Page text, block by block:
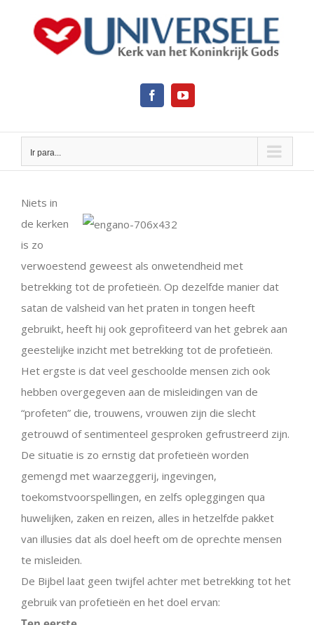
FacebookYouTube
Ir para...
Larger
Image
Niets in
de kerken
is zo
verwoestend geweest als onwetendheid met
betrekking tot de profetieën. Op dezelfde manier dat
satan de valsheid van het praten in tongen heeft
gebruikt, heeft hij ook geprofiteerd van het gebrek aan
geestelijke inzicht met betrekking tot de profetieën.
Het ergste is dat veel geschoolde mensen zich ook
hebben overgegeven aan de misleidingen van de
“profeten” die, trouwens, vrouwen zijn die slecht
getrouwd of sentimenteel gesproken gefrustreerd zijn.
De situatie is zo ernstig dat profetieën worden
gemengd met waarzeggerij, ingevingen,
toekomstvoorspellingen, en zelfs opleggingen qua
huwelijken, zaken en reizen, alles in hetzelfde pakket
van illusies dat als doel heeft om de oprechte mensen
te misleiden.
De Bijbel laat geen twijfel achter met betrekking tot het
gebruik van profetieën en het doel ervan: